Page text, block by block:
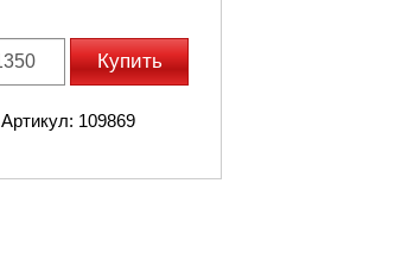
Купить
Артикул: 109869